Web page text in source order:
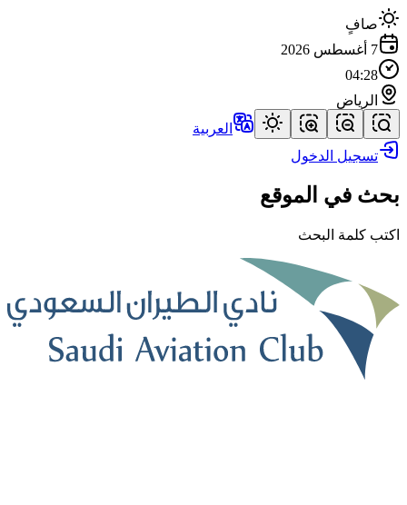
صافٍ
7 أغسطس 2026
04:28
الرياض
العربية
تسجيل الدخول
بحث في الموقع
اكتب كلمة البحث